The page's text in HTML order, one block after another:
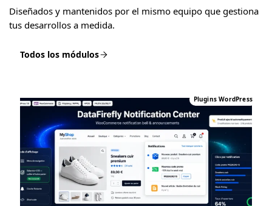
Diseñados y mantenidos por el mismo equipo que gestiona
tus desarrollos a medida.
Todos los módulos
Plugins WordPress